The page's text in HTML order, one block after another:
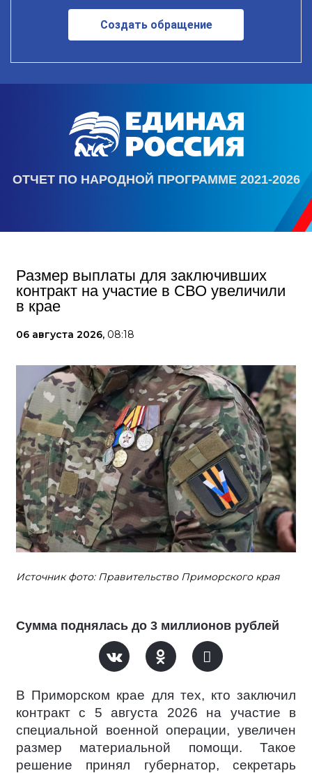
Создать обращение
ОТЧЕТ ПО НАРОДНОЙ ПРОГРАММЕ 2021-2026
Размер выплаты для заключивших
контракт на участие в СВО увеличили
в крае
06 августа 2026, 08:18
Источник фото: Правительство Приморского края
Сумма поднялась до 3 миллионов рублей
В Приморском крае для тех, кто заключил
контракт c 5 августа 2026 на участие в
специальной военной операции, увеличен
размер материальной помощи. Такое
решение принял губернатор, секретарь